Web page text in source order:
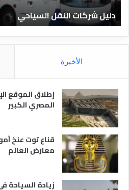
ت
ل
ن
ق
ل
س
ح
ي
دليل شركات النقل السياحي
الأخيرة
إطلاق الموقع
المصري الكبير
قناع توت عنخ
معارض العالم